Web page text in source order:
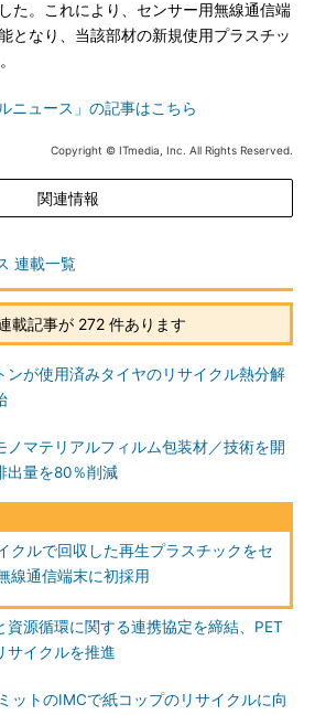
た。これにより、センサー用無線通信端
となり、当該部材の新規使用プラスチッ
ニュース」の記事はこちら
Copyright © ITmedia, Inc. All Rights Reserved.
関連情報
連載一覧
載記事が 272 件あります
ンが使用済みタイヤのリサイクル熱分解
ノマテリアルフィルム包装材／技術を開
出量を80％削減
クルで回収した再生プラスチックをセ
線通信端末に初採用
資源循環に関する連携協定を締結、PET
サイクルを推進
ットのIMCで紙コップのリサイクルに向